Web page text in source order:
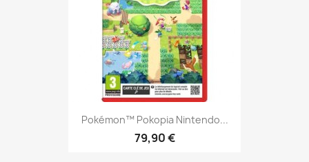
Pokémon™ Pokopia Nintendo...
79,90 €